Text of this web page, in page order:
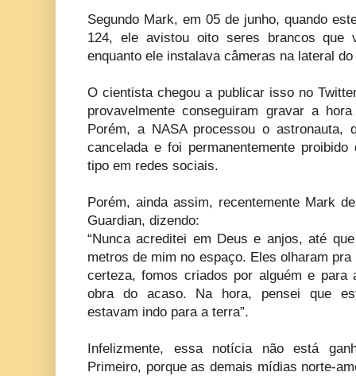
Segundo Mark, em 05 de junho, quando
124, ele avistou oito seres brancos que
enquanto ele instalava câmeras na lateral
O cientista chegou a publicar isso no
provavelmente conseguiram gravar a
Porém, a NASA processou o astronauta,
cancelada e foi permanentemente
tipo em redes sociais.
Porém, ainda assim, recentemente Mark
Guardian, dizendo:
“Nunca acreditei em Deus e anjos, até
metros de mim no espaço. Eles olharam
certeza, fomos criados por alguém e para
obra do acaso. Na hora, pensei que
estavam indo para a terra”.
Infelizmente, essa notícia não está
Primeiro, porque as demais mídias norte-